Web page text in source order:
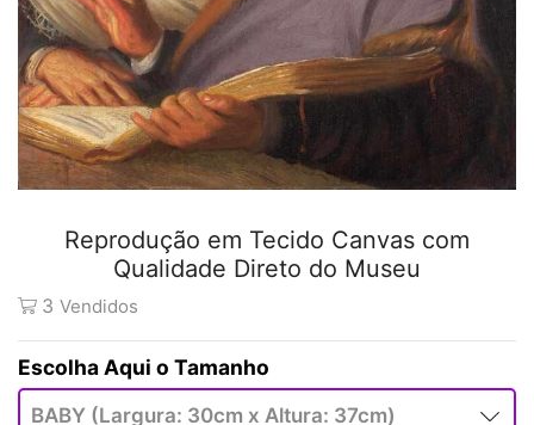
Reprodução em Tecido Canvas com
Qualidade Direto do Museu
3 Vendidos
Tamanho